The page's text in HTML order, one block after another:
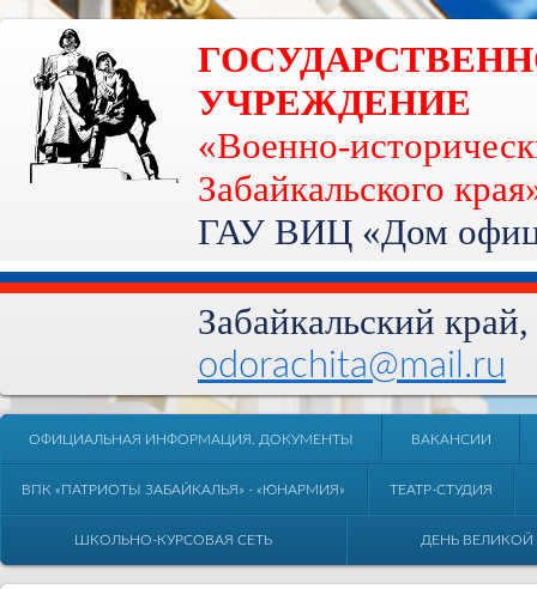
УЧРЕЖДЕНИЕ
«Военно-
Забайкальского
ГАУ ВИЦ «Дом
Забайкальский
odorachita@mail.ru
ОФИЦИАЛЬНАЯ ИНФОРМАЦИЯ. ДОКУМЕНТЫ ВАКАНСИИ
ВПК «ПАТРИОТЫ ЗАБАЙКАЛЬЯ» - «ЮНАРМИЯ» ТЕАТР-СТУДИЯ
ШКОЛЬНО-КУРСОВАЯ СЕТЬ ДЕНЬ